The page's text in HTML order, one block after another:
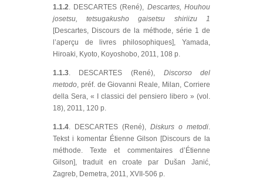
1.1.2. DESCARTES (René), Descartes, Houhou
josetsu, tetsugakusho gaisetsu shiriizu 1
[Descartes, Discours de la méthode, série 1 de
l’aperçu de livres philosophiques], Yamada,
Hiroaki, Kyoto, Koyoshobo, 2011, 108 p.
1.1.3. DESCARTES (René), Discorso del
metodo, préf. de Giovanni Reale, Milan, Corriere
della Sera, « I classici del pensiero libero » (vol.
18), 2011, 120 p.
1.1.4. DESCARTES (René),Diskurs o metodi.
Tekst i komentar Étienne Gilson [Discours de la
méthode. Texte et commentaires d’Étienne
Gilson], traduit en croate par Dušan Janić,
Zagreb, Demetra, 2011, XVII-506 p.